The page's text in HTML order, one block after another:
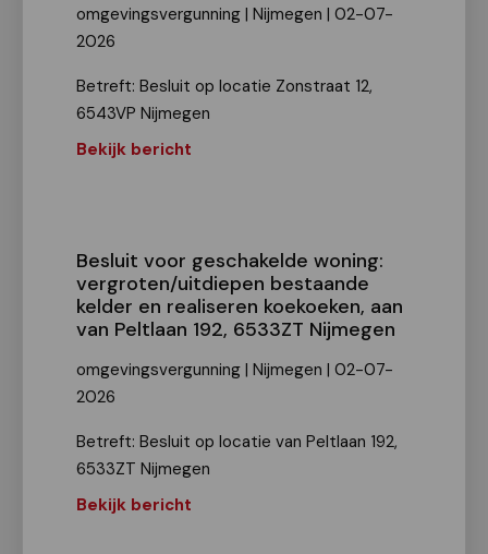
omgevingsvergunning | Nijmegen | 02-07-
2026
Betreft: Besluit op locatie Zonstraat 12,
6543VP Nijmegen
Bekijk bericht
Besluit voor geschakelde woning:
vergroten/uitdiepen bestaande
kelder en realiseren koekoeken, aan
van Peltlaan 192, 6533ZT Nijmegen
omgevingsvergunning | Nijmegen | 02-07-
2026
Betreft: Besluit op locatie van Peltlaan 192,
6533ZT Nijmegen
Bekijk bericht